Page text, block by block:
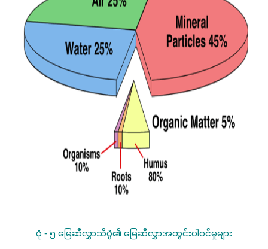
ပုံ - ၅ မြေဆီလွှာသိပ္ပံ၏ မြေဆီလွှာအတွင်းပါဝင်မှုများ